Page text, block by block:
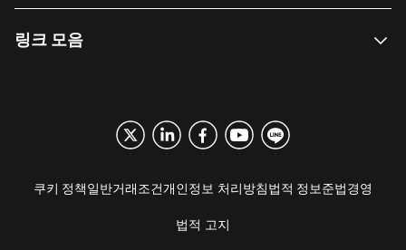
링크 모음
쿠키 정책 일반거래조건 개인정보 처리방침 법적 정보 준법경영
법적 고지